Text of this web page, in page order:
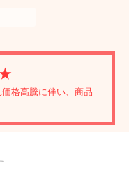
格高騰に伴い、商品